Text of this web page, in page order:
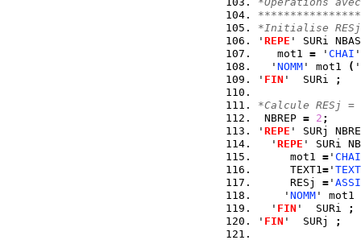
*Initialise RESj
' REPE ' SURi
   mot1
= ' CHAI
  '
NOMM ' mot1 ( '
' FIN '  SURi ;
*Calcule RESj =
NBREP = 2 ;
' REPE ' SURj
  '
REPE ' SURi
     mot1
= ' CHAI
     TEXT1
= ' TEXT
     RESj
= ' ASSI
    '
NOMM ' mot1
  '
FIN '  SURi
;
' FIN '  SURj ;